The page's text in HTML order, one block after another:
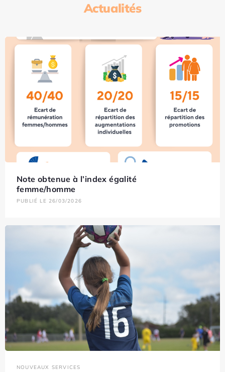
Actualités
Note obtenue à l’index égalité
femme/homme
PUBLIÉ LE 26/03/2026
NOUVEAUX SERVICES